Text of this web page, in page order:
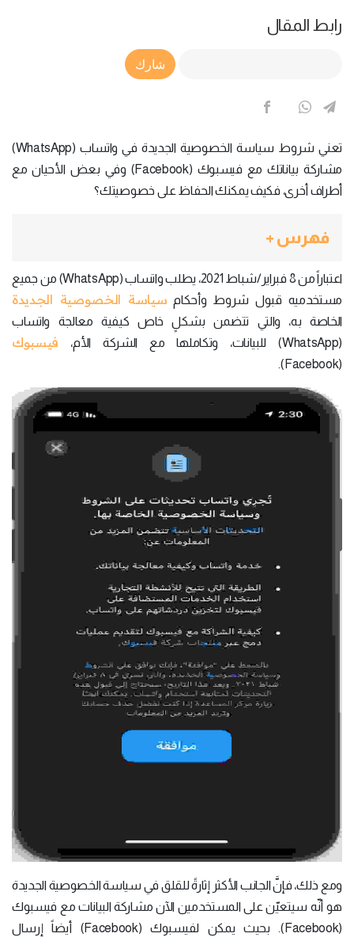
رابط المقال
Article Link
شارك
تعني شروط سياسة الخصوصية الجديدة في واتساب (WhatsApp)
مشاركة بياناتك مع فيسبوك (Facebook) وفي بعض الأحيان مع
أطراف أخرى، فكيف يمكنك الحفاظ على خصوصيتك؟
فهرس +
اعتباراً من 8 فبراير/شباط 2021، يطلب واتساب (WhatsApp) من جميع
مستخدميه قبول شروط وأحكام سياسة الخصوصية الجديدة
الخاصة به، والتي تتضمن بشكلٍ خاص كيفية معالجة واتساب
(WhatsApp) للبيانات، وتكاملها مع الشركة الأم،
فيسبوك
(Facebook).
ومع ذلك، فإنَّ الجانب الأكثر إثارةً للقلق في سياسة الخصوصية الجديدة
هو أنّه سيتعيّن على المستخدمين الآن مشاركة البيانات مع فيسبوك
(Facebook). بحيث يمكن لفيسبوك (Facebook) أيضاً إرسال